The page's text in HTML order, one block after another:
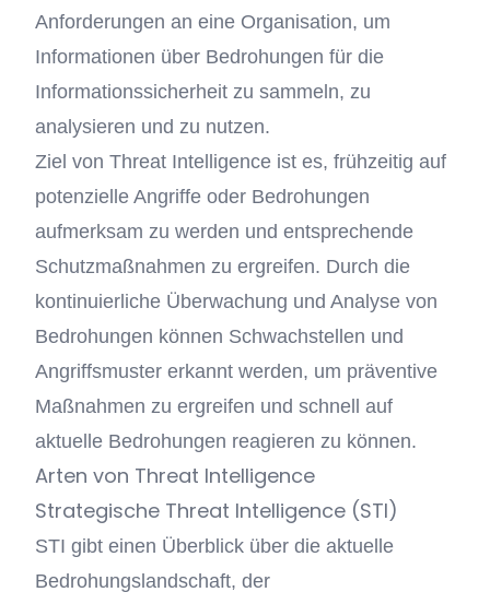
Anforderungen an eine Organisation, um
Informationen über Bedrohungen für die
Informationssicherheit zu sammeln, zu
analysieren und zu nutzen.
Ziel von Threat Intelligence ist es, frühzeitig auf
potenzielle Angriffe oder Bedrohungen
aufmerksam zu werden und entsprechende
Schutzmaßnahmen zu ergreifen. Durch die
kontinuierliche Überwachung und Analyse von
Bedrohungen können Schwachstellen und
Angriffsmuster erkannt werden, um präventive
Maßnahmen zu ergreifen und schnell auf
aktuelle Bedrohungen reagieren zu können.
Arten von Threat Intelligence
Strategische Threat Intelligence (STI)
STI gibt einen Überblick über die aktuelle
Bedrohungslandschaft, der